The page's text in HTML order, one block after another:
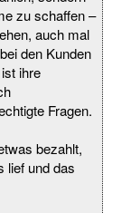
zu schaffen –
auch mal
den Kunden
ihre
Fragen.
bezahlt,
lief und das